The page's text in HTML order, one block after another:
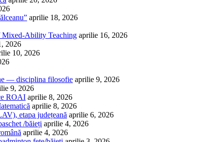
aprilie 18, 2026
Mixed-Ability Teaching aprilie 16, 2026
2026
10, 2026
— disciplina filosofie aprilie 9, 2026
9, 2026
ROAI aprilie 8, 2026
aprilie 8, 2026
etapa județeană aprilie 6, 2026
/băieți aprilie 4, 2026
aprilie 4, 2026